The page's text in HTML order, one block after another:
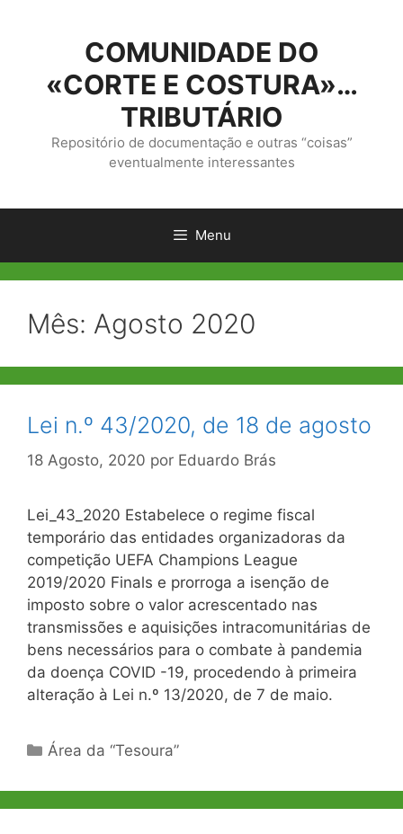
conteúdo
COMUNIDADE DO
«CORTE E COSTURA»…
TRIBUTÁRIO
Repositório de documentação e outras “coisas”
eventualmente interessantes
Menu
Mês: Agosto 2020
Lei n.º 43/2020, de 18 de agosto
18 Agosto, 2020 por Eduardo Brás
Lei_43_2020 Estabelece o regime fiscal
temporário das entidades organizadoras da
competição UEFA Champions League
2019/2020 Finals e prorroga a isenção de
imposto sobre o valor acrescentado nas
transmissões e aquisições intracomunitárias de
bens necessários para o combate à pandemia
da doença COVID -19, procedendo à primeira
alteração à Lei n.º 13/2020, de 7 de maio.
Categorias
Área da “Tesoura”